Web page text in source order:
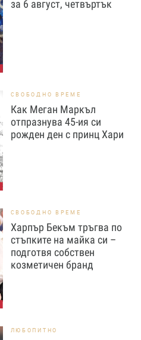
за 6 август, четвъртък
СВОБОДНО ВРЕМЕ
Как Меган Маркъл
отпразнува 45-ия си
рожден ден с принц Хари
СВОБОДНО ВРЕМЕ
Харпър Бекъм тръгва по
стъпките на майка си –
подготвя собствен
козметичен бранд
ЛЮБОПИТНО